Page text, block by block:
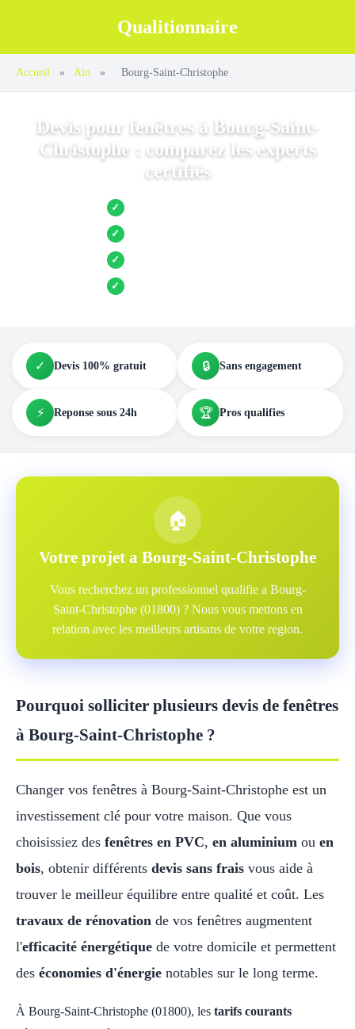
Qualitionnaire
Accueil » Ain » Bourg-Saint-Christophe
Devis pour fenêtres à Bourg-Saint-
Christophe : comparez les experts
certifiés
✓ Jusqu’à 3 devis comparés
✓ Entreprises locales vérifiées
✓ Pose garantie
✓ Aides et primes incluses
✓ Devis 100% gratuit 🔒 Sans engagement
⚡ Reponse sous 24h 🏆 Pros qualifies
🏠
Votre projet a Bourg-Saint-Christophe
Vous recherchez un professionnel qualifie a Bourg-
Saint-Christophe (01800) ? Nous vous mettons en
relation avec les meilleurs artisans de votre region.
Pourquoi solliciter plusieurs devis de fenêtres
à Bourg-Saint-Christophe ?
Changer vos fenêtres à Bourg-Saint-Christophe est un
investissement clé pour votre maison. Que vous
choisissiez des fenêtres en PVC, en aluminium ou en
bois, obtenir différents devis sans frais vous aide à
trouver le meilleur équilibre entre qualité et coût. Les
travaux de rénovation de vos fenêtres augmentent
l'efficacité énergétique de votre domicile et permettent
des économies d'énergie notables sur le long terme.
À Bourg-Saint-Christophe (01800), les tarifs courants